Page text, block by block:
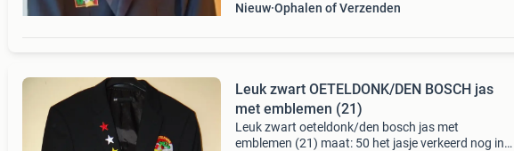
Nieuw Ophalen of Verzenden
Leuk zwart OETELDONK/DEN BOSCH jas
met emblemen (21)
Leuk zwart oeteldonk/den bosch jas met
emblemen (21) maat: 50 het jasje verkeerd nog in